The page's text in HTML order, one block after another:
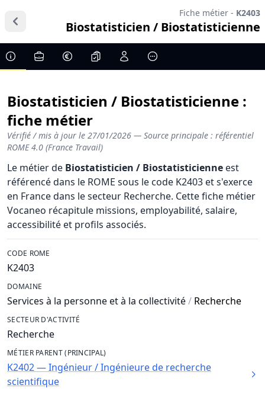
Fiche métier - K2403
Biostatisticien / Biostatisticienne
Biostatisticien / Biostatisticienne :
fiche métier
Vérifié / mis à jour le 27/01/2026 — Source principale : référentiel
ROME 4.0 (France Travail)
Le métier de Biostatisticien / Biostatisticienne est
référencé dans le ROME sous le code K2403 et s'exerce
en France dans le secteur Recherche. Cette fiche métier
Vocaneo récapitule missions, employabilité, salaire,
accessibilité et profils associés.
CODE ROME
K2403
DOMAINE
Services à la personne et à la collectivité/ Recherche
SECTEUR D'ACTIVITÉ
Recherche
MÉTIER PARENT (PRINCIPAL)
K2402 — Ingénieur / Ingénieure de recherche
scientifique